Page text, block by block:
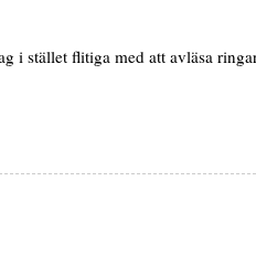
i stället flitiga med att avläsa